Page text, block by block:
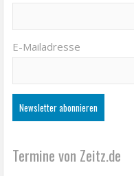
E-Mailadresse
Termine von Zeitz.de